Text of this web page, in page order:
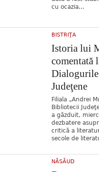
cu ocazia...
BISTRIŢA
Istoria lui
comentată
Judeţene
Filiala „Andrei
Bibliotecii
a găzduit,
dezbatere
critică a
secole de
NĂSĂUD